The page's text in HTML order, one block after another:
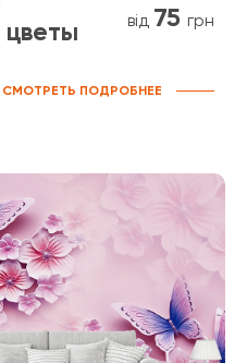
від 75 грн
СМОТРЕТЬ ПОДРОБНЕЕ